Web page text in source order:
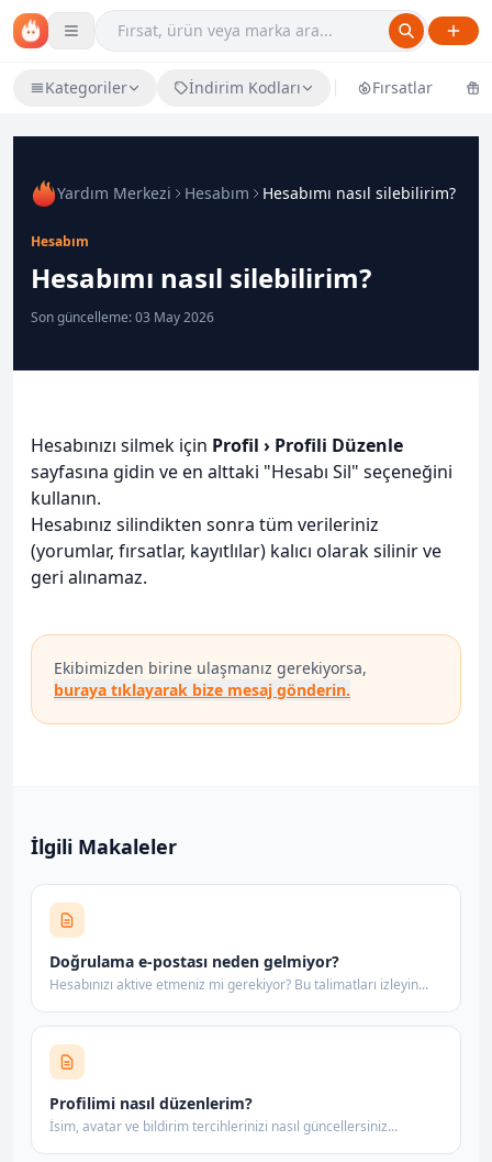
Kategoriler İndirim Kodları Fırsatlar
Yardım Merkezi Hesabım Hesabımı nasıl silebilirim?
Hesabım
Hesabımı nasıl silebilirim?
Son güncelleme: 03 May 2026
Hesabınızı silmek için Profil › Profili Düzenle
sayfasına gidin ve en alttaki "Hesabı Sil" seçeneğini
kullanın.
Hesabınız silindikten sonra tüm verileriniz
(yorumlar, fırsatlar, kayıtlılar) kalıcı olarak silinir ve
geri alınamaz.
Ekibimizden birine ulaşmanız gerekiyorsa,
buraya tıklayarak bize mesaj gönderin.
İlgili Makaleler
Doğrulama e-postası neden gelmiyor?
Hesabınızı aktive etmeniz mi gerekiyor? Bu talimatları izleyin...
Profilimi nasıl düzenlerim?
İsim, avatar ve bildirim tercihlerinizi nasıl güncellersiniz...